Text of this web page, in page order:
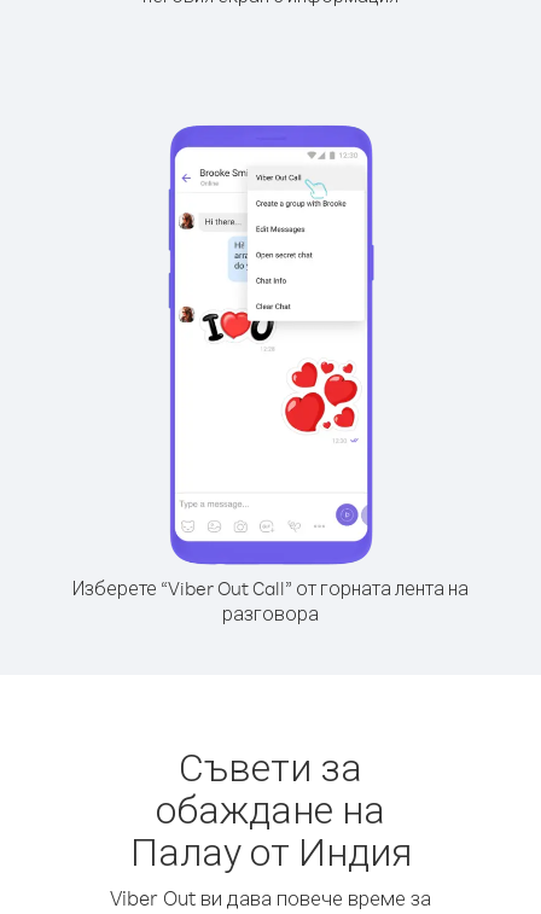
Изберете “Viber Out Call” от горната лента на
разговора
Съвети за
обаждане на
Палау от Индия
Viber Out ви дава повече време за